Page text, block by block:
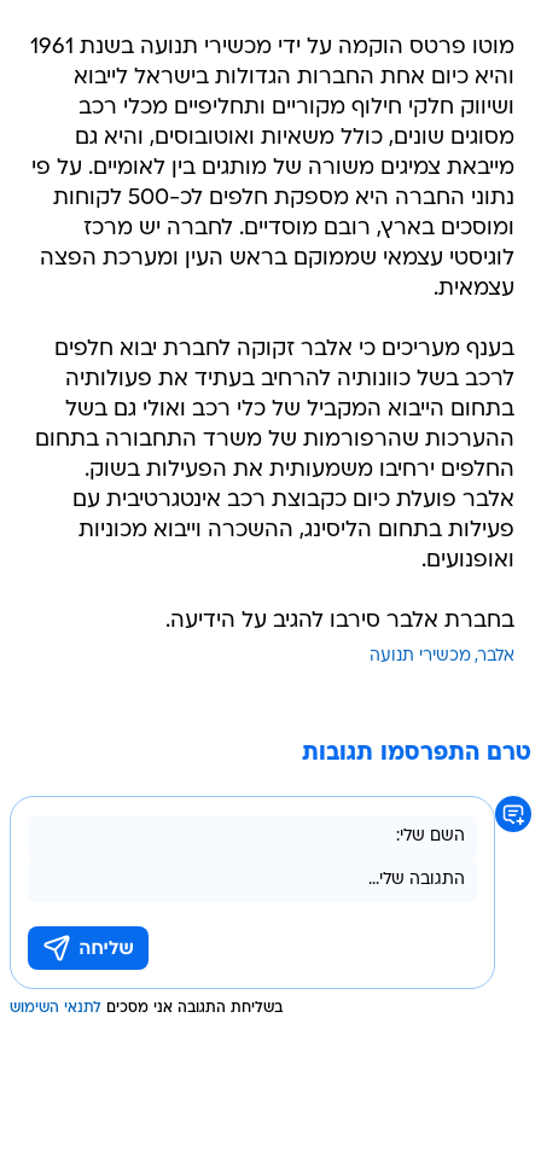
מוטו פרטס הוקמה על ידי מכשירי תנועה בשנת 1961
והיא כיום אחת החברות הגדולות בישראל לייבוא
ושיווק חלקי חילוף מקוריים ותחליפיים מכלי רכב
מסוגים שונים, כולל משאיות ואוטובוסים, והיא גם
מייבאת צמיגים משורה של מותגים בין לאומיים. על פי
נתוני החברה היא מספקת חלפים לכ-500 לקוחות
ומוסכים בארץ, רובם מוסדיים. לחברה יש מרכז
לוגיסטי עצמאי שממוקם בראש העין ומערכת הפצה
עצמאית.
בענף מעריכים כי אלבר זקוקה לחברת יבוא חלפים
לרכב בשל כוונותיה להרחיב בעתיד את פעולותיה
בתחום הייבוא המקביל של כלי רכב ואולי גם בשל
ההערכות שהרפורמות של משרד התחבורה בתחום
החלפים ירחיבו משמעותית את הפעילות בשוק.
אלבר פועלת כיום כקבוצת רכב אינטגרטיבית עם
פעילות בתחום הליסינג, ההשכרה וייבוא מכוניות
ואופנועים.
בחברת אלבר סירבו להגיב על הידיעה.
אלבר מכשירי תנועה
טרם התפרסמו תגובות
בשליחת התגובה אני מסכים לתנאי השימוש